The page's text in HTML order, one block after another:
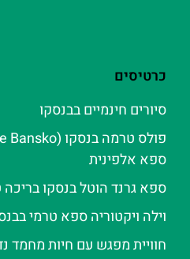
כרטיסים
סיורים חינמיים בבנסקו
ספא אלפינית
ספא גרנד הוטל בנסקו
וילה ויקטוריה ספא טרמי
חוויית מפגש עם חיות מחמד